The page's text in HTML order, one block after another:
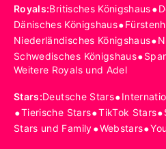
Royals:Britisches Königshaus•
Dänisches Königshaus•
Niederländisches Königshaus•
Schwedisches Königshaus•
Weitere Royals und Adel
Stars:Deutsche Stars•
•Tierische Stars•TikTok Stars•
Stars und Family•Webstars•